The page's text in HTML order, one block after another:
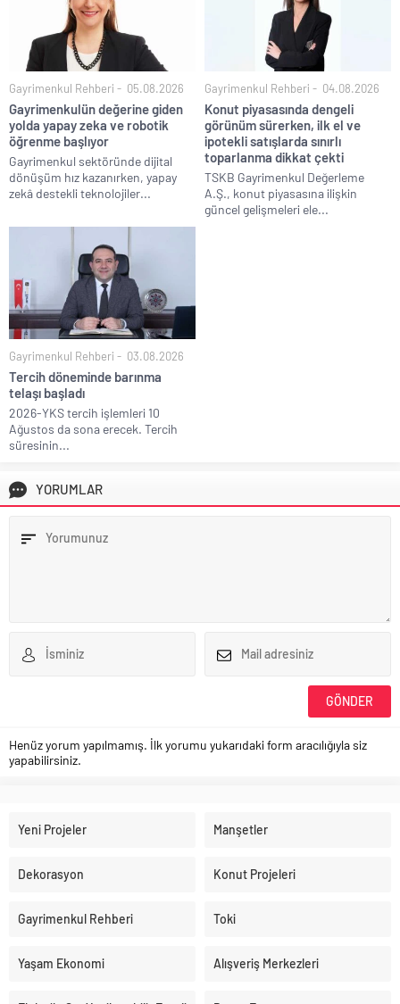
Gayrimenkul Rehberi 05.08.2026
Gayrimenkulün değerine giden
yolda yapay zeka ve robotik
öğrenme başlıyor
Gayrimenkul sektöründe dijital
dönüşüm hız kazanırken, yapay
zekâ destekli teknolojiler...
Gayrimenkul Rehberi 04.08.2026
Konut piyasasında dengeli
görünüm sürerken, ilk el ve
ipotekli satışlarda sınırlı
toparlanma dikkat çekti
TSKB Gayrimenkul Değerleme
A.Ş., konut piyasasına ilişkin
güncel gelişmeleri ele...
Gayrimenkul Rehberi 03.08.2026
Tercih döneminde barınma
telaşı başladı
2026-YKS tercih işlemleri 10
Ağustos da sona erecek. Tercih
süresinin...
YORUMLAR
Henüz yorum yapılmamış. İlk yorumu yukarıdaki form aracılığıyla siz
yapabilirsiniz.
Yeni Projeler Manşetler
Dekorasyon Konut Projeleri
Gayrimenkul Rehberi Toki
Yaşam Ekonomi Alışveriş Merkezleri